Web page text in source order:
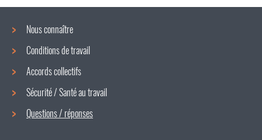
Menu
de
navigation
Nous connaître
Conditions de travail
Accords collectifs
Sécurité / Santé au travail
Questions / réponses